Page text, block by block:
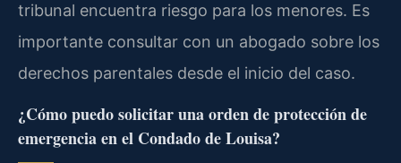
tribunal encuentra riesgo para los menores. Es
importante consultar con un abogado sobre los
derechos parentales desde el inicio del caso.
¿Cómo puedo solicitar una orden de protección de
emergencia en el Condado de Louisa?